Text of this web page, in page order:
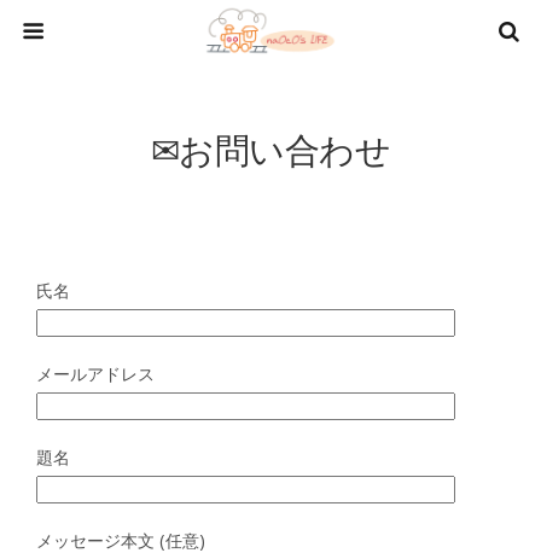
✉お問い合わせ
氏名
メールアドレス
題名
メッセージ本文 (任意)